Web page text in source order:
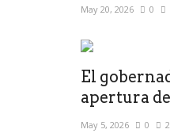
May 20, 2026 0
El
apertura
May 5, 2026 0